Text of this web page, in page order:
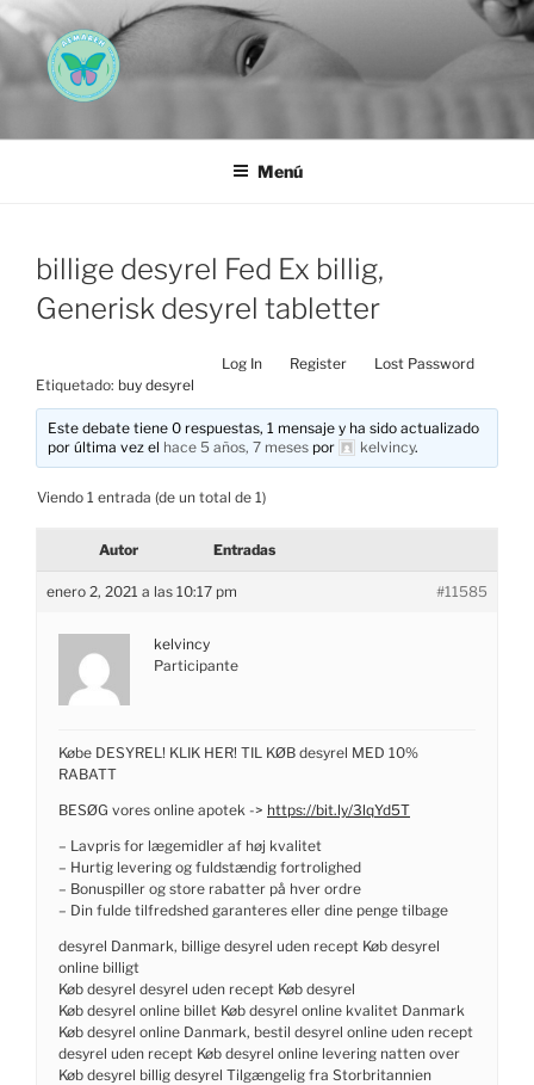
Saltar
al
contenido
AEMAREH
Menú
billige desyrel Fed Ex billig,
Generisk desyrel tabletter
Log In Register
Lost Password
Etiquetado: buy desyrel
Este debate tiene 0 respuestas, 1 mensaje y ha sido actualizado
por última vez el hace 5 años, 7 meses por kelvincy.
Viendo 1 entrada (de un total de 1)
Autor Entradas
enero 2, 2021 a las 10:17 pm #11585
kelvincy
Participante
Købe DESYREL! KLIK HER! TIL KØB desyrel MED 10%
RABATT
BESØG vores online apotek -> https://bit.ly/3lqYd5T
– Lavpris for lægemidler af høj kvalitet
– Hurtig levering og fuldstændig fortrolighed
– Bonuspiller og store rabatter på hver ordre
– Din fulde tilfredshed garanteres eller dine penge tilbage
desyrel Danmark, billige desyrel uden recept Køb desyrel
online billigt
Køb desyrel desyrel uden recept Køb desyrel
Køb desyrel online billet Køb desyrel online kvalitet Danmark
Køb desyrel online Danmark, bestil desyrel online uden recept
desyrel uden recept Køb desyrel online levering natten over
Køb desyrel billig desyrel Tilgængelig fra Storbritannien